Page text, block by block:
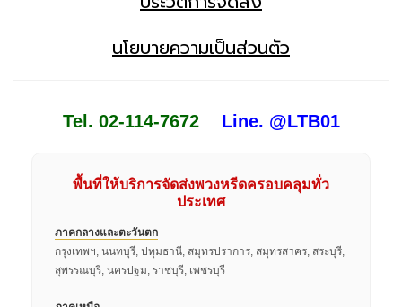
นโยบายความเป็นส่วนตัว
Tel. 02-114-7672 Line. @LTB01
พื้นที่ให้บริการจัดส่งพวงหรีดครอบคลุมทั่ว
ประเทศ
ภาคกลางและตะวันตก
กรุงเทพฯ, นนทบุรี, ปทุมธานี, สมุทรปราการ, สมุทรสาคร, สระบุรี,
สุพรรณบุรี, นครปฐม, ราชบุรี, เพชรบุรี